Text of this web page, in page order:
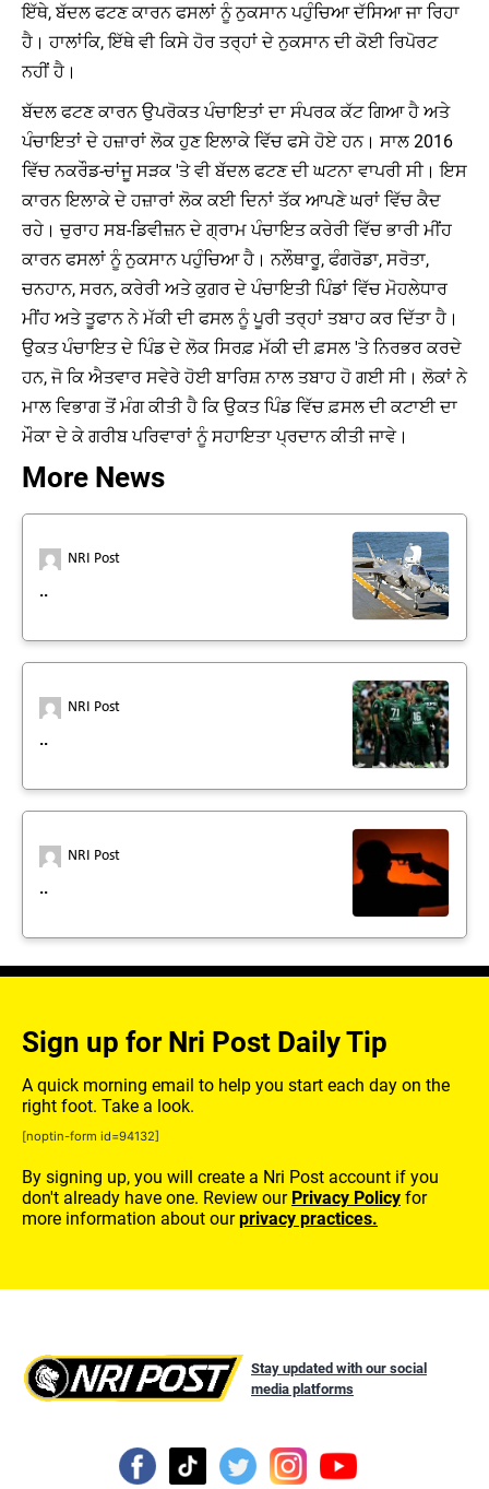
ਇੱਥੇ, ਬੱਦਲ ਫਟਣ ਕਾਰਨ ਫਸਲਾਂ ਨੂੰ ਨੁਕਸਾਨ ਪਹੁੰਚਿਆ ਦੱਸਿਆ ਜਾ ਰਿਹਾ
ਹੈ। ਹਾਲਾਂਕਿ, ਇੱਥੇ ਵੀ ਕਿਸੇ ਹੋਰ ਤਰ੍ਹਾਂ ਦੇ ਨੁਕਸਾਨ ਦੀ ਕੋਈ ਰਿਪੋਰਟ
ਨਹੀਂ ਹੈ।
ਬੱਦਲ ਫਟਣ ਕਾਰਨ ਉਪਰੋਕਤ ਪੰਚਾਇਤਾਂ ਦਾ ਸੰਪਰਕ ਕੱਟ ਗਿਆ ਹੈ ਅਤੇ
ਪੰਚਾਇਤਾਂ ਦੇ ਹਜ਼ਾਰਾਂ ਲੋਕ ਹੁਣ ਇਲਾਕੇ ਵਿੱਚ ਫਸੇ ਹੋਏ ਹਨ। ਸਾਲ 2016
ਵਿੱਚ ਨਕਰੌਡ-ਚਾਂਜੂ ਸੜਕ 'ਤੇ ਵੀ ਬੱਦਲ ਫਟਣ ਦੀ ਘਟਨਾ ਵਾਪਰੀ ਸੀ। ਇਸ
ਕਾਰਨ ਇਲਾਕੇ ਦੇ ਹਜ਼ਾਰਾਂ ਲੋਕ ਕਈ ਦਿਨਾਂ ਤੱਕ ਆਪਣੇ ਘਰਾਂ ਵਿੱਚ ਕੈਦ
ਰਹੇ। ਚੁਰਾਹ ਸਬ-ਡਿਵੀਜ਼ਨ ਦੇ ਗ੍ਰਾਮ ਪੰਚਾਇਤ ਕਰੇਰੀ ਵਿੱਚ ਭਾਰੀ ਮੀਂਹ
ਕਾਰਨ ਫਸਲਾਂ ਨੂੰ ਨੁਕਸਾਨ ਪਹੁੰਚਿਆ ਹੈ। ਨਲੌਥਾਰੂ, ਫੰਗਰੋਡਾ, ਸਰੋਤਾ,
ਚਨਹਾਨ, ਸਰਨ, ਕਰੇਰੀ ਅਤੇ ਕੁਗਰ ਦੇ ਪੰਚਾਇਤੀ ਪਿੰਡਾਂ ਵਿੱਚ ਮੋਹਲੇਧਾਰ
ਮੀਂਹ ਅਤੇ ਤੂਫਾਨ ਨੇ ਮੱਕੀ ਦੀ ਫਸਲ ਨੂੰ ਪੂਰੀ ਤਰ੍ਹਾਂ ਤਬਾਹ ਕਰ ਦਿੱਤਾ ਹੈ।
ਉਕਤ ਪੰਚਾਇਤ ਦੇ ਪਿੰਡ ਦੇ ਲੋਕ ਸਿਰਫ਼ ਮੱਕੀ ਦੀ ਫ਼ਸਲ 'ਤੇ ਨਿਰਭਰ ਕਰਦੇ
ਹਨ, ਜੋ ਕਿ ਐਤਵਾਰ ਸਵੇਰੇ ਹੋਈ ਬਾਰਿਸ਼ ਨਾਲ ਤਬਾਹ ਹੋ ਗਈ ਸੀ। ਲੋਕਾਂ ਨੇ
ਮਾਲ ਵਿਭਾਗ ਤੋਂ ਮੰਗ ਕੀਤੀ ਹੈ ਕਿ ਉਕਤ ਪਿੰਡ ਵਿੱਚ ਫ਼ਸਲ ਦੀ ਕਟਾਈ ਦਾ
ਮੌਕਾ ਦੇ ਕੇ ਗਰੀਬ ਪਰਿਵਾਰਾਂ ਨੂੰ ਸਹਾਇਤਾ ਪ੍ਰਦਾਨ ਕੀਤੀ ਜਾਵੇ।
More News
NRI Post
..
NRI Post
..
NRI Post
..
Sign up for Nri Post Daily Tip
A quick morning email to help you start each day on the
right foot. Take a look.
[noptin-form id=94132]
By signing up, you will create a Nri Post account if you
don't already have one. Review our Privacy Policy for
more information about ourprivacy practices.
Stay updated with our social
media platforms